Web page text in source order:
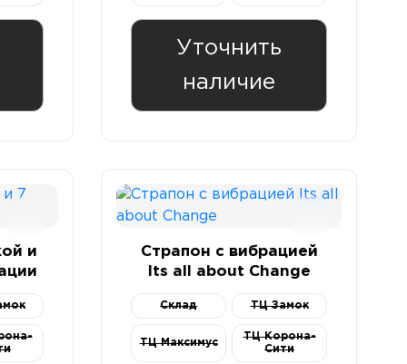
Уточнить
наличие
и
Страпон с вибрацией
Its all about Change
Склад ТЦ Замок
ТЦ Максимус
ТЦ Корона-
Сити